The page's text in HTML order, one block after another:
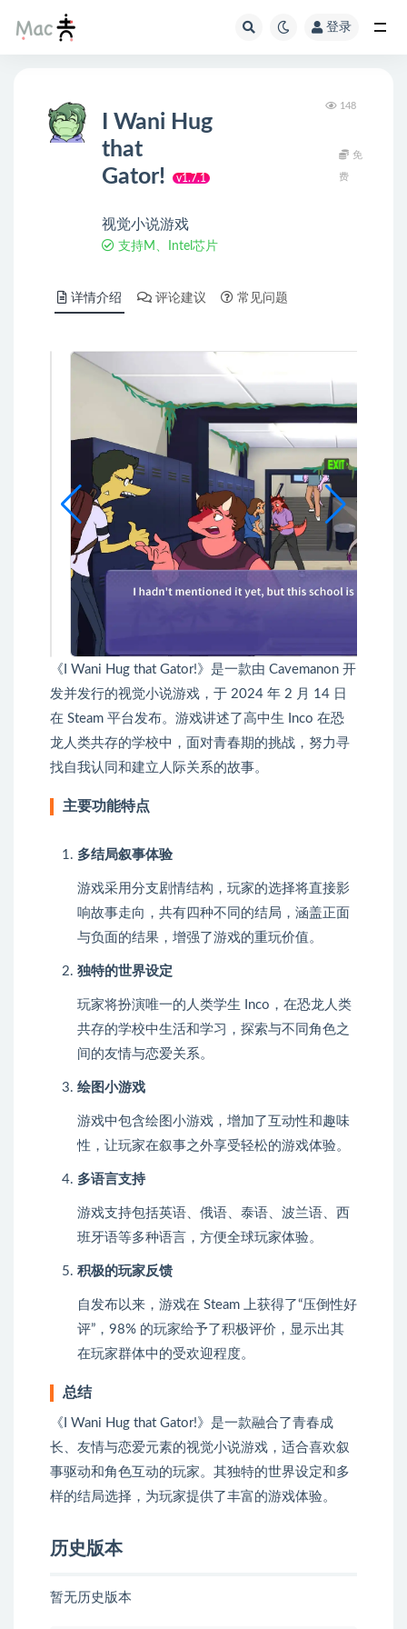
登录
I Wani Hug
that
Gator!
v1.7.1
视觉小说游戏
支持M、Intel芯片
148
免
费
详情介绍 评论建议 常见问题
《I Wani Hug that Gator!》是一款由 Cavemanon 开
发并发行的视觉小说游戏，于 2024 年 2 月 14 日
在 Steam 平台发布。游戏讲述了高中生 Inco 在恐
龙人类共存的学校中，面对青春期的挑战，努力寻
找自我认同和建立人际关系的故事。
主要功能特点
多结局叙事体验
游戏采用分支剧情结构，玩家的选择将直接影
响故事走向，共有四种不同的结局，涵盖正面
与负面的结果，增强了游戏的重玩价值。
独特的世界设定
玩家将扮演唯一的人类学生 Inco，在恐龙人类
共存的学校中生活和学习，探索与不同角色之
间的友情与恋爱关系。
绘图小游戏
游戏中包含绘图小游戏，增加了互动性和趣味
性，让玩家在叙事之外享受轻松的游戏体验。
多语言支持
游戏支持包括英语、俄语、泰语、波兰语、西
班牙语等多种语言，方便全球玩家体验。
积极的玩家反馈
自发布以来，游戏在 Steam 上获得了“压倒性好
评”，98% 的玩家给予了积极评价，显示出其
在玩家群体中的受欢迎程度。
总结
《I Wani Hug that Gator!》是一款融合了青春成
长、友情与恋爱元素的视觉小说游戏，适合喜欢叙
事驱动和角色互动的玩家。其独特的世界设定和多
样的结局选择，为玩家提供了丰富的游戏体验。
历史版本
暂无历史版本